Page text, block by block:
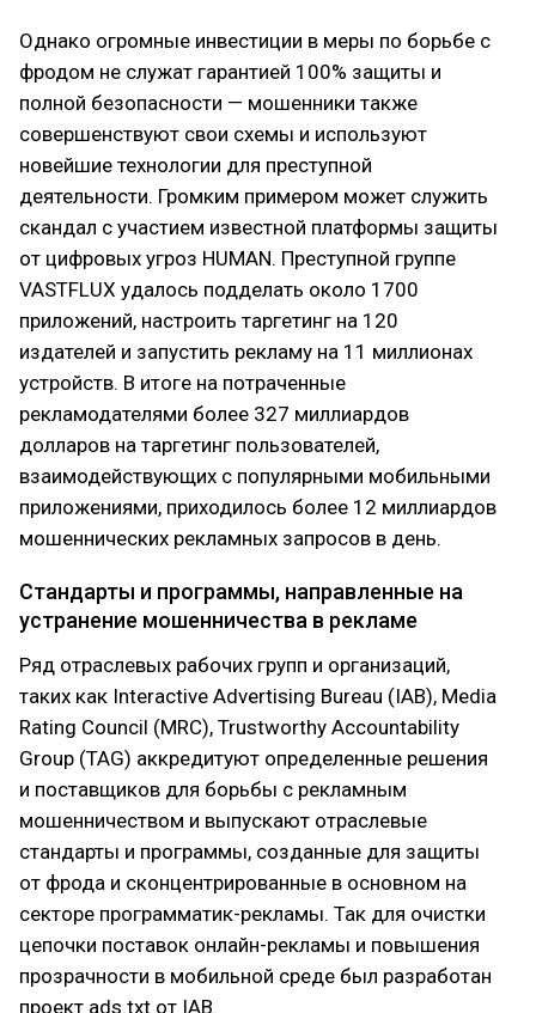
Однако огромные инвестиции в меры по борьбе с
фродом не служат гарантией 100% защиты и
полной безопасности — мошенники также
совершенствуют свои схемы и используют
новейшие технологии для преступной
деятельности. Громким примером может служить
скандал с участием известной платформы защиты
от цифровых угроз HUMAN. Преступной группе
VASTFLUX удалось подделать около 1700
приложений, настроить таргетинг на 120
издателей и запустить рекламу на 11 миллионах
устройств. В итоге на потраченные
рекламодателями более 327 миллиардов
долларов на таргетинг пользователей,
взаимодействующих с популярными мобильными
приложениями, приходилось более 12 миллиардов
мошеннических рекламных запросов в день.
Стандарты и программы, направленные на
устранение мошенничества в рекламе
Ряд отраслевых рабочих групп и организаций,
таких как Interactive Advertising Bureau (IAB), Media
Rating Council (MRC), Trustworthy Accountability
Group (TAG) аккредитуют определенные решения
и поставщиков для борьбы с рекламным
мошенничеством и выпускают отраслевые
стандарты и программы, созданные для защиты
от фрода и сконцентрированные в основном на
секторе программатик-рекламы. Так для очистки
цепочки поставок онлайн-рекламы и повышения
прозрачности в мобильной среде был разработан
проект ads.txt от IAB.